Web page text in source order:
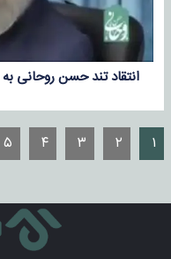
انتقاد تند حسن روحانی
۱ ۲ ۳ ۴ ۵